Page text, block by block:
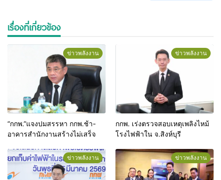
เรื่องที่เกี่ยวข้อง
ข่าวพลังงาน
“กกพ.”แจงปมสรรหา กกพ.ช้า-
อาคารสำนักงานสร้างไม่เสร็จ
ข่าวพลังงาน
กกพ. เร่งตรวจสอบเหตุเพลิงไหม้
โรงไฟฟ้าใน จ.สิงห์บุรี
ข่าวพลังงาน ข่าวพลังงาน